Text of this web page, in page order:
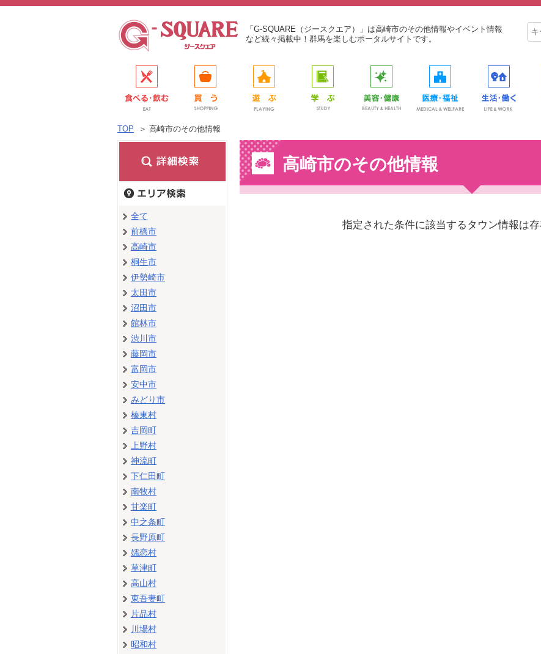
「G-SQUARE（ジースクエア）」は高崎市のその他情報やイベント情報
など続々掲載中！群馬を楽しむポータルサイトです。
TOP ＞ 高崎市のその他情報
高崎市のその他情報
指定された条件に該当するタウン情報は存
全て
前橋市
高崎市
桐生市
伊勢崎市
太田市
沼田市
館林市
渋川市
藤岡市
富岡市
安中市
みどり市
榛東村
吉岡町
上野村
神流町
下仁田町
南牧村
甘楽町
中之条町
長野原町
嬬恋村
草津町
高山村
東吾妻町
片品村
川場村
昭和村